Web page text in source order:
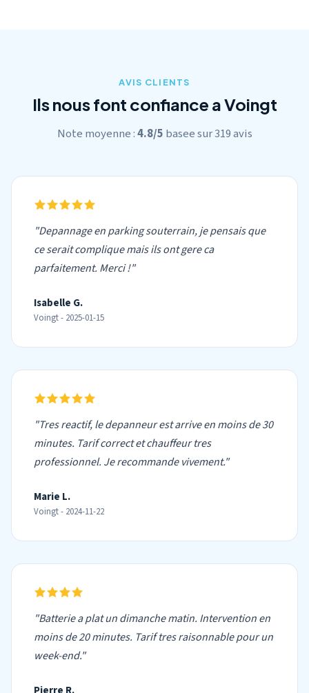
AVIS CLIENTS
Ils nous font confiance a Voingt
Note moyenne :4.8/5 basee sur 319 avis
"Depannage en parking souterrain, je pensais que
ce serait complique mais ils ont gere ca
parfaitement. Merci !"
Isabelle G.
Voingt - 2025-01-15
"Tres reactif, le depanneur est arrive en moins de 30
minutes. Tarif correct et chauffeur tres
professionnel. Je recommande vivement."
Marie L.
Voingt - 2024-11-22
"Batterie a plat un dimanche matin. Intervention en
moins de 20 minutes. Tarif tres raisonnable pour un
week-end."